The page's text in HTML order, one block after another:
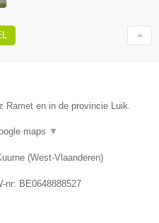
en in de provincie Luik.
maps ▼
(West-Vlaanderen)
nr: BE0648888527